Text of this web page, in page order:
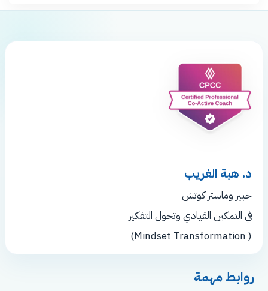
جهات عالمية متعددة
في مجالات علاجات غير دوائية وإعادة برمجة
التوجاهات الفكرية والمعتقدات
د. هبة الغريب
خبير وماستر كوتش
في التمكين القيادي وتحول التفكير
( Mindset Transformation)
روابط مهمة